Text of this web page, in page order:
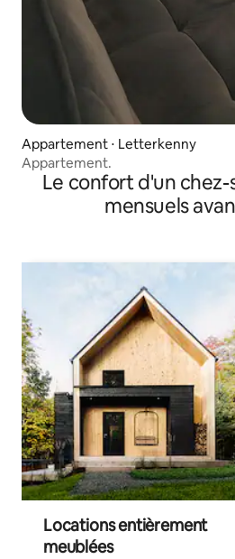
Appartement ⋅ Letterkenny
Appartement.
Le confort d'un
mensuels
Locations entièrement
meublées